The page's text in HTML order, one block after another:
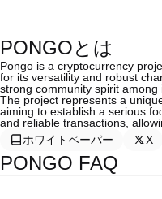
PONGOとは
Pongo is a cryptocurrency
for its versatility and robust
strong community spirit among
The project represents a
aiming to establish a serious
and reliable transactions,
ホワイトペーパー
X
PONGO FAQ